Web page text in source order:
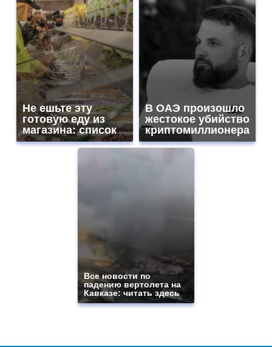
Не ешьте эту
готовую еду из
магазина: список
В ОАЭ произошло
жестокое убийство
криптомиллионера
Все новости по
падению вертолета на
Кавказе: читать здесь